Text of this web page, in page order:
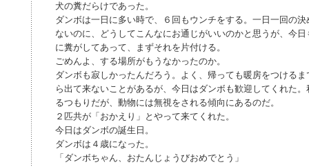
犬の糞だらけであった。
ダンボは一日に多い時で、６回もウンチをする。一日一回の
ないのに、どうしてこんなにお通じがいいのかと思うが、今
に糞がしてあって、まずそれを片付ける。
ごめんよ、する場所がもうなかったのか。
ダンボも寂しかったんだろう。よく、帰っても暖房をつける
ら出て来ないことがあるが、今日はダンボも歓迎してくれた
るつもりだが、動物には無視をされる傾向にあるのだ。
２匹共が「おかえり」とやって来てくれた。
今日はダンボの誕生日。
ダンボは４歳になった。
「ダンボちゃん、おたんじょうびおめでとう」